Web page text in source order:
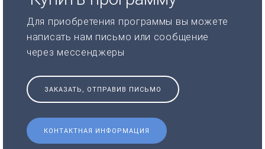
Для приобретения программы вы можете
написать нам письмо или сообщение
через мессенджеры
ЗАКАЗАТЬ, ОТПРАВИВ ПИСЬМО
КОНТАКТНАЯ ИНФОРМАЦИЯ